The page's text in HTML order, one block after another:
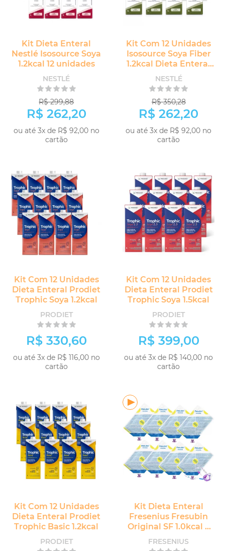
Kit Dieta Enteral
Nestlé Isosource Soya
1.2kcal 12 unidades
NESTLÉ
R$ 299,88
R$ 262,20
ou até 3x de R$ 92,00 no
cartão
Kit Com 12 Unidades
Isosource Soya Fiber
1.2kcal Dieta Enteral
Nestlé
NESTLÉ
R$ 350,28
R$ 262,20
ou até 3x de R$ 92,00 no
cartão
Kit Com 12 Unidades
Dieta Enteral Prodiet
Trophic Soya 1.2kcal
PRODIET
R$ 330,60
ou até 3x de R$ 116,00 no
cartão
Kit Com 12 Unidades
Dieta Enteral Prodiet
Trophic Soya 1.5kcal
PRODIET
R$ 399,00
ou até 3x de R$ 140,00 no
cartão
Kit Com 12 Unidades
Dieta Enteral Prodiet
Trophic Basic 1.2kcal
PRODIET
Kit Dieta Enteral
Fresenius Fresubin
Original SF 1.0kcal 8
unidades
FRESENIUS